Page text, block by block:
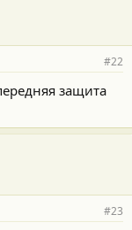
#22
защита
#23